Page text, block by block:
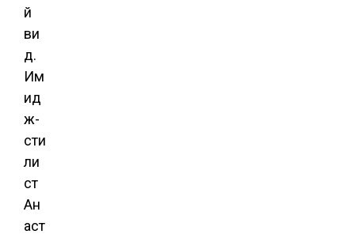
й
ви
д.
Им
ид
ж-
сти
ли
ст
Ан
аст